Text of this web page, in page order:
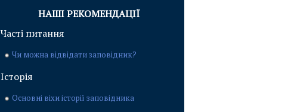
НАШІ РЕКОМЕНДАЦІЇ
Часті питання
Чи можна відвідати заповідник?
Історія
Основні віхи історії заповідника